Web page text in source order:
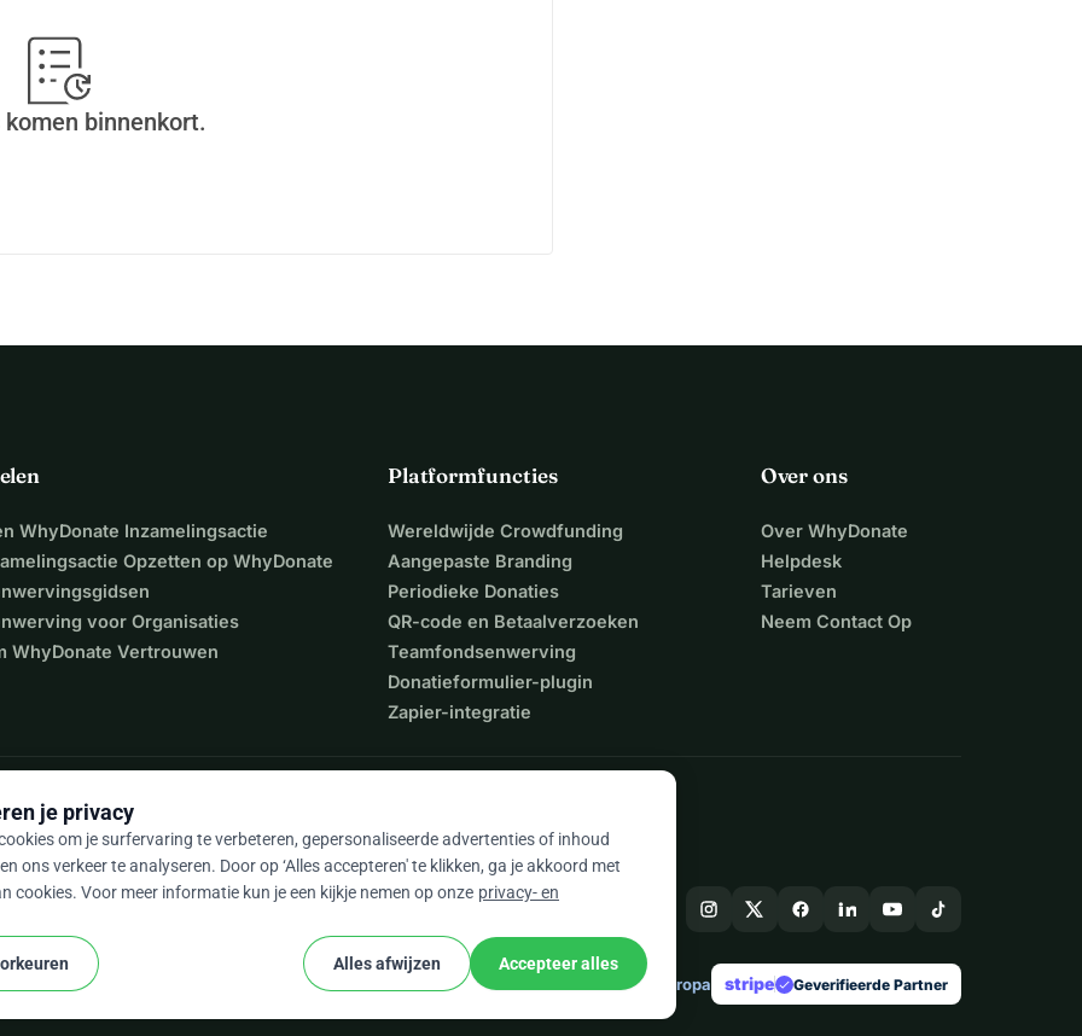
komen binnenkort.
WhyDonate Inzamelingsactie
Opzetten op WhyDonate
voor Organisaties
WhyDonate Vertrouwen
Platformfuncties
Wereldwijde Crowdfunding
Aangepaste Branding
Periodieke Donaties
QR-code en Betaalverzoeken
Teamfondsenwerving
Donatieformulier-plugin
Zapier-integratie
Over ons
Over WhyDonate
Helpdesk
Tarieven
Neem Contact Op
/ 5 op basis van 500+ reviews
voorwaarden Gemaakt in Europa stripe check Geverifieerde Partner
je privacy
om je surfervaring te verbeteren, gepersonaliseerde advertenties of inhoud
ons verkeer te analyseren. Door op ‘Alles accepteren' te klikken, ga je akkoord met
cookies. Voor meer informatie kun je een kijkje nemen op onze privacy- en
Alles afwijzen Accepteer alles